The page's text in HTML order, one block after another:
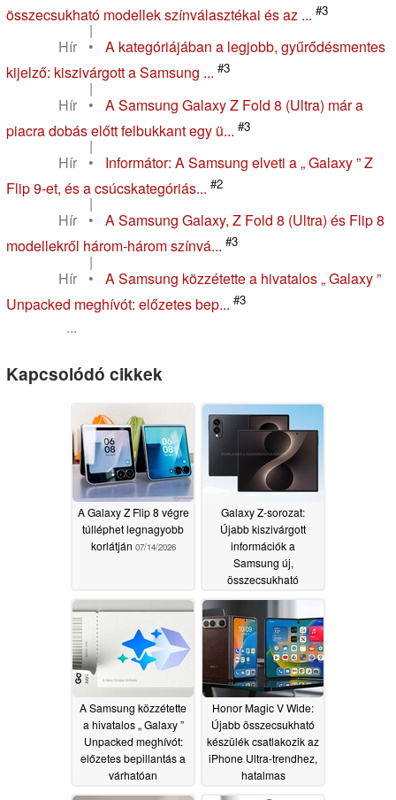
összecsukható modellek színválasztékai és az ... #3
|
Hír
•
A kategóriájában a legjobb, gyűrődésmentes
kijelző: kiszivárgott a Samsung ... #3
|
Hír
•
A Samsung Galaxy Z Fold 8 (Ultra) már a
piacra dobás előtt felbukkant egy ü... #3
|
Hír
•
Informátor: A Samsung elveti a „ Galaxy ” Z
Flip 9-et, és a csúcskategóriás... #2
|
Hír
•
A Samsung Galaxy, Z Fold 8 (Ultra) és Flip 8
modellekről három-három színvá... #3
|
Hír
•
A Samsung közzétette a hivatalos „ Galaxy ”
Unpacked meghívót: előzetes bep... #3
...
Kapcsolódó cikkek
A Galaxy Z Flip 8 végre
túlléphet legnagyobb
korlátján 07/14/2026
Galaxy Z-sorozat:
Újabb kiszivárgott
információk a
Samsung új,
összecsukható
változatában használt
processzorokról
07/08/2026
A Samsung közzétette
a hivatalos „ Galaxy ”
Unpacked meghívót:
előzetes bepillantás a
várhatóan
Honor Magic V Wide:
Újabb összecsukható
készülék csatlakozik az
iPhone Ultra-trendhez,
hatalmas